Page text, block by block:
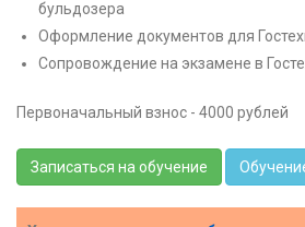
бульдозера
Оформление документов для
Сопровождение на экзамене в
Первоначальный взнос - 4000 рублей
Записаться на обучение